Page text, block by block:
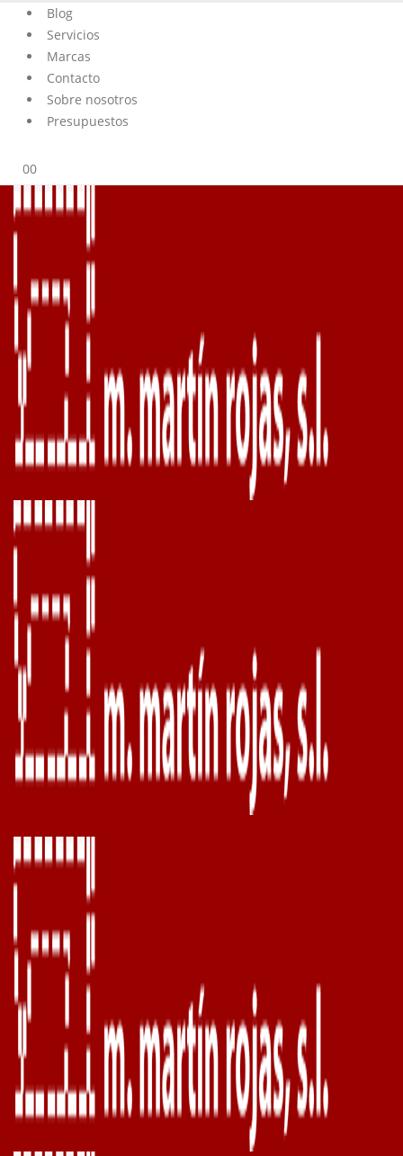
Blog
Servicios
Marcas
Contacto
Sobre nosotros
Presupuestos
00